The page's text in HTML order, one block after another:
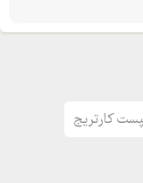
کارتریج